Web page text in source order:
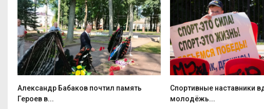
Александр Бабаков почтил память
Героев в...
Спортивные наставники
молодёжь...